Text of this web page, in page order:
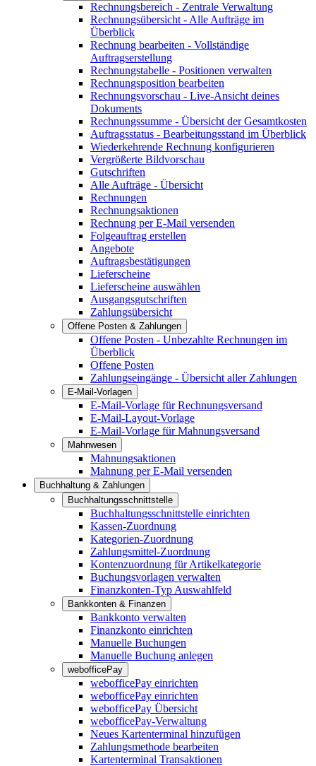
Rechnungsbereich - Zentrale Verwaltung
Rechnungsübersicht - Alle Aufträge im
Überblick
Rechnung bearbeiten - Vollständige
Auftragserstellung
Rechnungstabelle - Positionen verwalten
Rechnungsposition bearbeiten
Rechnungsvorschau - Live-Ansicht deines
Dokuments
Rechnungssumme - Übersicht der Gesamtkosten
Auftragsstatus - Bearbeitungsstand im Überblick
Wiederkehrende Rechnung konfigurieren
Vergrößerte Bildvorschau
Gutschriften
Alle Aufträge - Übersicht
Rechnungen
Rechnungsaktionen
Rechnung per E-Mail versenden
Folgeauftrag erstellen
Angebote
Auftragsbestätigungen
Lieferscheine
Lieferscheine auswählen
Ausgangsgutschriften
Zahlungsübersicht
Offene Posten & Zahlungen
Offene Posten - Unbezahlte Rechnungen im
Überblick
Offene Posten
Zahlungseingänge - Übersicht aller Zahlungen
E-Mail-Vorlagen
E-Mail-Vorlage für Rechnungsversand
E-Mail-Layout-Vorlage
E-Mail-Vorlage für Mahnungsversand
Mahnwesen
Mahnungsaktionen
Mahnung per E-Mail versenden
Buchhaltung & Zahlungen
Buchhaltungsschnittstelle
Buchhaltungsschnittstelle einrichten
Kassen-Zuordnung
Kategorien-Zuordnung
Zahlungsmittel-Zuordnung
Kontenzuordnung für Artikelkategorie
Buchungsvorlagen verwalten
Finanzkonten-Typ Auswahlfeld
Bankkonten & Finanzen
Bankkonto verwalten
Finanzkonto einrichten
Manuelle Buchungen
Manuelle Buchung anlegen
webofficePay
webofficePay einrichten
webofficePay einrichten
webofficePay Übersicht
webofficePay-Verwaltung
Neues Kartenterminal hinzufügen
Zahlungsmethode bearbeiten
Kartenterminal Transaktionen